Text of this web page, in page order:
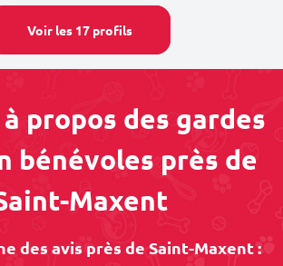
Voir les 17 profils
propos des gardes
bénévoles près de
Maxent
des avis près de Saint-Maxent :